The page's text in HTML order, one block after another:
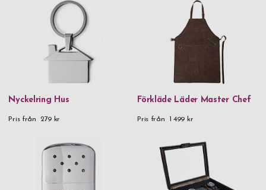
Vildmark
Xapron
Zippo
Material
90% återvunnet rostfritt stål & plast
Aluminium
Nyckelring Hus
Pris från 279 kr
Förkläde Läder Master Chef
Pris från 1 499 kr